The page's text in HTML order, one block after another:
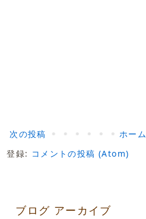
次の投稿
ホーム
登録: コメントの投稿 (Atom)
ブログ アーカイブ